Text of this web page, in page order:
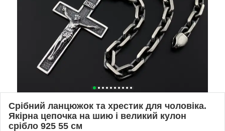
Срібний ланцюжок та хрестик для чоловіка.
Якірна цепочка на шию і великий кулон
срібло 925 55 см